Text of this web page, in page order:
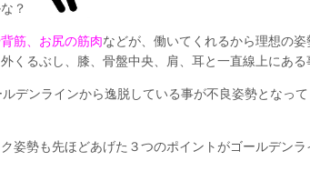
？
筋、お尻の筋肉などが、働いてくれるから理想の
くるぶし、膝、骨盤中央、肩、耳と一直線上にあ
デンラインから逸脱している事が不良姿勢となっ
姿勢も先ほどあげた３つのポイントがゴールデン